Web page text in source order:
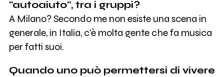
"autoaiuto", tra i gruppi?
A Milano? Secondo me non esiste una scena in
generale, in Italia, c'è molta gente che fa musica
per fatti suoi.
Quando uno può permettersi di vivere